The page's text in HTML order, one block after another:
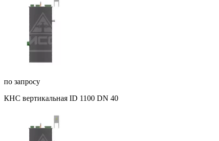
по запросу
КНС вертикальная ID 1100 DN 40